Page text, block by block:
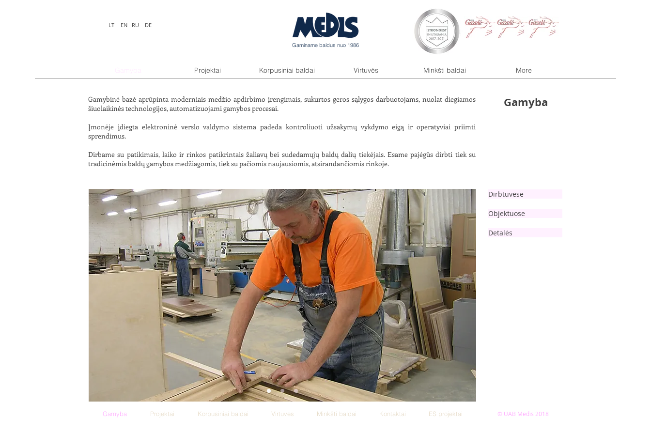
LT EN RU DE
Gaminame baldus nuo 1986
Projektai Korpusiniai baldai Virtuvės Minkšti baldai More
Gamybinė bazė aprūpinta moderniais medžio apdirbimo įrengimais, sukurtos geros sąlygos darbuotojams, nuolat diegiamos
šiuolaikinės technologijos, automatizuojami gamybos procesai.
Įmonėje įdiegta elektroninė verslo valdymo sistema padeda kontroliuoti užsakymų vykdymo eigą ir operatyviai priimti
sprendimus.
Dirbame su patikimais, laiko ir rinkos patikrintais žaliavų bei sudedamųjų baldų dalių tiekėjais. Esame pajėgūs dirbti tiek su
tradicinėmis baldų gamybos medžiagomis, tiek su pačiomis naujausiomis, atsirandančiomis rinkoje.
Gamyba
Dirbtuvėse
Objektuose
Detalės
Gamyba Projektai Korpusiniai baldai Virtuvės Minkšti baldai Kontaktai ES projektai © UAB Medis 2018